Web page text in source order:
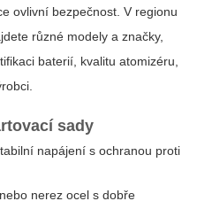
ovlivní bezpečnost. V regionu
různé modely a značky,
baterií, kvalitu atomizéru,
sady
napájení s ochranou proti
nerez ocel s dobře